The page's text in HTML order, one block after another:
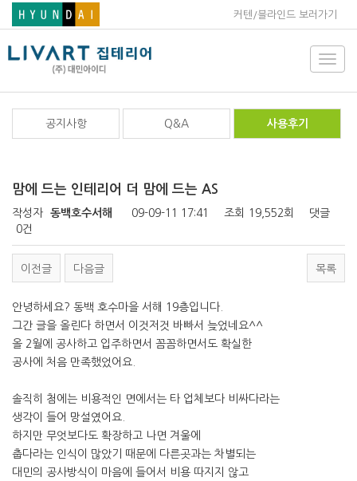
커텐/블라인드 보러가기
공지사항 Q&A 사용후기
맘에 드는 인테리어 더 맘에 드는 AS
작성자 동백호수서해 09-09-11 17:41 조회 19,552회
댓글
0건
이전글 다음글 목록
안녕하세요? 동백 호수마을 서해 19층입니다.
그간 글을 올린다 하면서 이것저것 바빠서 늦었네요^^
올 2월에 공사하고 입주하면서 꼼꼼하면서도 확실한
공사에 처음 만족했었어요.
솔직히 첨에는 비용적인 면에서는 타 업체보다 비싸다라는
생각이 들어 망설였어요.
하지만 무엇보다도 확장하고 나면 겨울에
춥다라는 인식이 많았기 때문에 다른곳과는 차별되는
대민의 공사방식이 마음에 들어서 비용 따지지 않고